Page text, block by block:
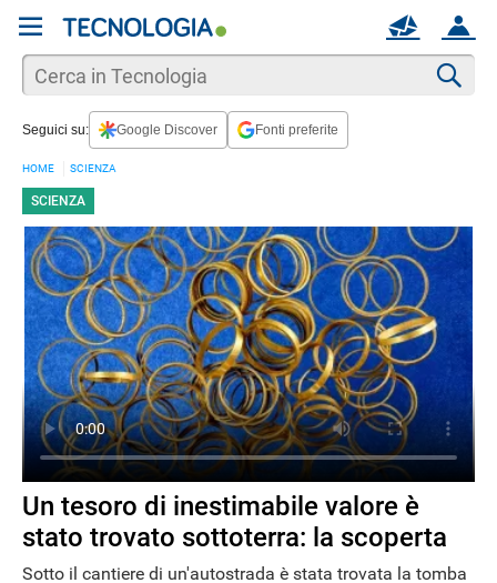
ACCOUNT
MAIL
Seguici su: Google Discover Fonti preferite
HOME SCIENZA
SCIENZA
Un tesoro di inestimabile valore è
stato trovato sottoterra: la scoperta
Sotto il cantiere di un'autostrada è stata trovata la tomba